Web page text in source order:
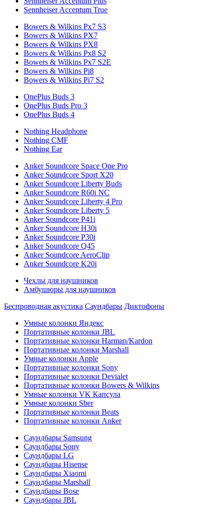
Sennheiser Accentum True
Bowers & Wilkins Px7 S3
Bowers & Wilkins PX7
Bowers & Wilkins PX8
Bowers & Wilkins Px8 S2
Bowers & Wilkins Px7 S2E
Bowers & Wilkins Pi8
Bowers & Wilkins Pi7 S2
OnePlus Buds 3
OnePlus Buds Pro 3
OnePlus Buds 4
Nothing Headphone
Nothing CMF
Nothing Ear
Anker Soundcore Space One Pro
Anker Soundcore Sport X20
Anker Soundcore Liberty Buds
Anker Soundcore R60i NC
Anker Soundcore Liberty 4 Pro
Anker Soundcore Liberty 5
Anker Soundcore P41i
Anker Soundcore H30i
Anker Soundcore P30i
Anker Soundcore Q45
Anker Soundcore AeroClip
Anker Soundcore K20i
Чехлы для наушников
Амбушюры для наушников
Беспроводная акустика Саундбары Диктофоны
Умные колонки Яндекс
Портативные колонки JBL
Портативные колонки Harman/Kardon
Портативные колонки Marshall
Умные колонки Apple
Портативные колонки Sony
Портативные колонки Devialet
Портативные колонки Bowers & Wilkins
Умные колонки VK Капсула
Умные колонки Sber
Портативные колонки Beats
Портативные колонки Anker
Саундбары Samsung
Саундбары Sony
Саундбары LG
Саундбары Hisense
Саундбары Xiaomi
Саундбары Marshall
Саундбары Bose
Саундбары JBL